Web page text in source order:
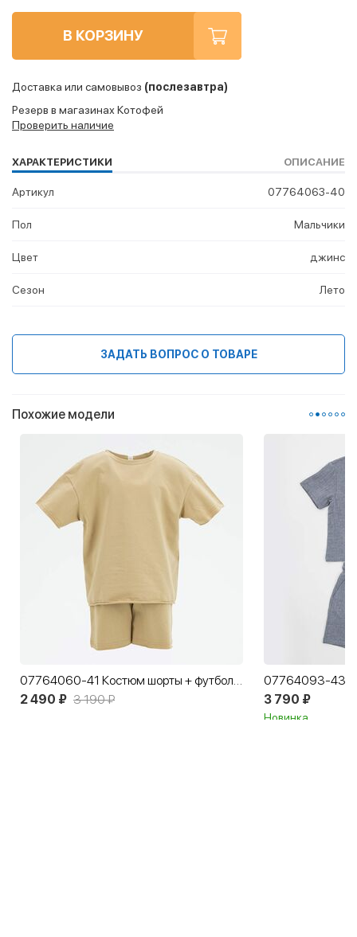
В КОРЗИНУ
Доставка или самовывоз (послезавтра)
Резерв в магазинах Котофей
Проверить наличие
ХАРАКТЕРИСТИКИ ОПИСАНИЕ
Артикул 07764063-40
Пол Мальчики
Цвет джинс
Сезон Лето
ЗАДАТЬ ВОПРОС О ТОВАРЕ
Похожие модели
07764060-41 Костюм шорты + футболка бежевый
2 490 ₽ 3 190 ₽ 3 790 ₽
Новинка